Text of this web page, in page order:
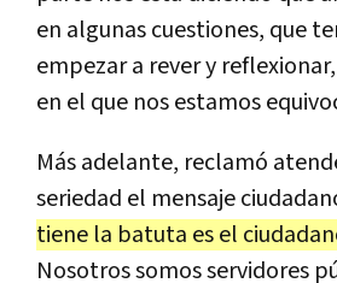
en algunas cuestiones, que
empezar a rever y
en el que nos estamos
Más adelante, reclamó
seriedad el mensaje
tiene la batuta es el
Nosotros somos servidores